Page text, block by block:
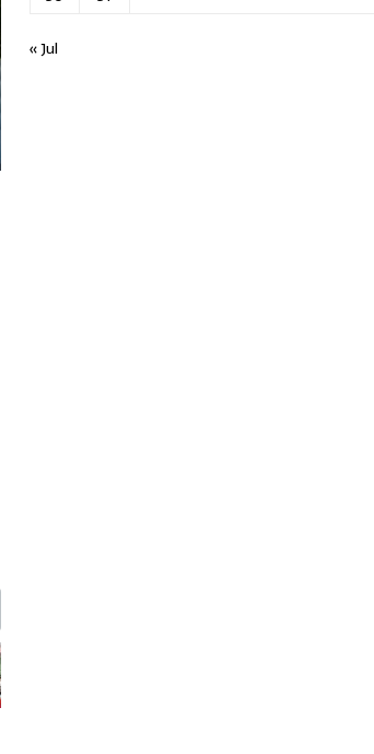
« Jul